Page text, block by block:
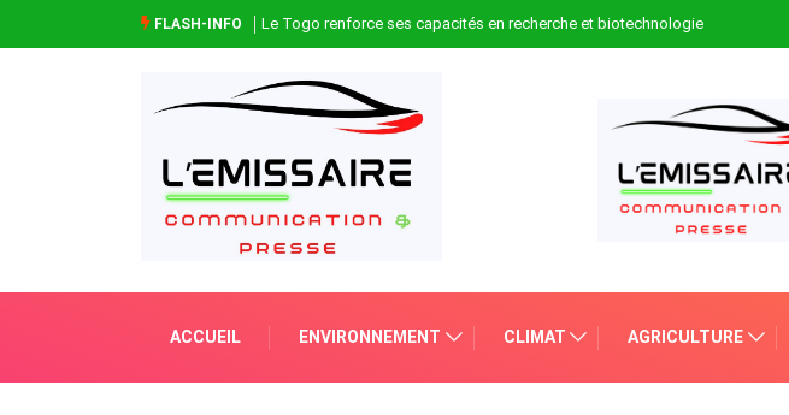
FLASH-INFO Le Togo renforce ses capacités en recherche et biotechnologie
ACCUEIL ENVIRONNEMENT CLIMAT AGRICULTURE